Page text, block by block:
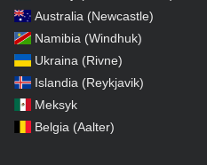
Australia (Newcastle)
Namibia (Windhuk)
Ukraina (Rivne)
Islandia (Reykjavik)
Meksyk
Belgia (Aalter)